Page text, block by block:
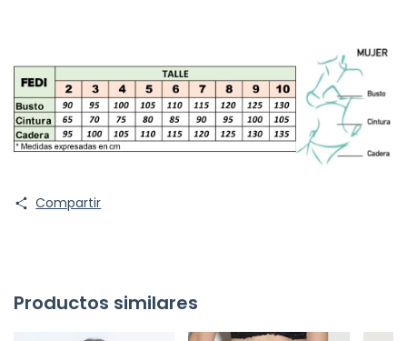
Compartir
Productos similares